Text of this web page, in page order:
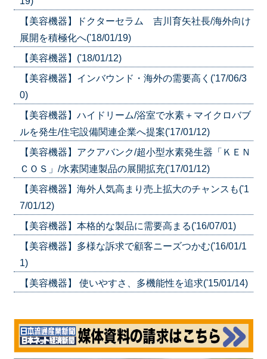
【美容機器】ドクターセラム 吉川育矢社長/海外向け
展開を積極化へ('18/01/19)
【美容機器】('18/01/12)
【美容機器】インバウンド・海外の需要高く('17/06/3
0)
【美容機器】ハイドリーム/浴室で水素＋マイクロバブ
ルを発生/住宅設備関連企業へ提案('17/01/12)
【美容機器】アクアバンク/超小型水素発生器「ＫＥＮ
ＣＯＳ」/水素関連製品の展開拡充('17/01/12)
【美容機器】海外人気高まり売上拡大のチャンスも('1
7/01/12)
【美容機器】本格的な製品に需要高まる('16/07/01)
【美容機器】多様な訴求で顧客ニーズつかむ('16/01/1
1)
【美容機器】 使いやすさ、多機能性を追求('15/01/14)